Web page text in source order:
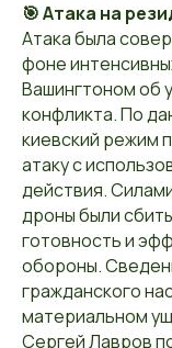
🎯 Атака на
Атака была
фоне
Вашингтоном об
конфликта. По
киевский режим
атаку с
действия.
дроны были
готовность и
обороны.
гражданского
материальном
Сергей Лавров